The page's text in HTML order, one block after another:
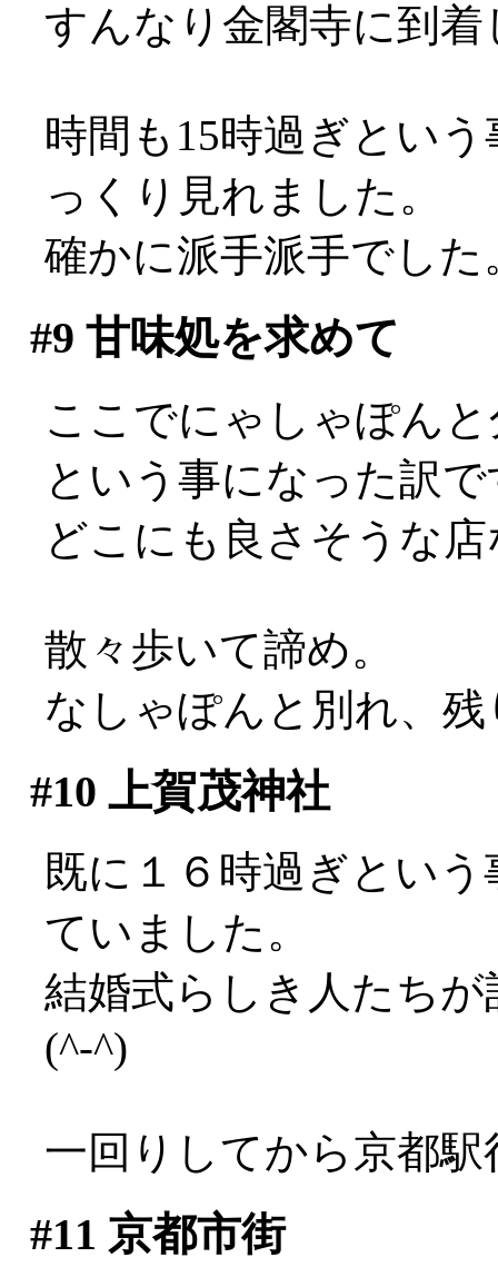
すんなり金閣寺に到
時間も15時過ぎとい
っくり見れました。
確かに派手派手でした
#9 甘味処を求めて
ここでにゃしゃぽん
という事になった訳
どこにも良さそうな
散々歩いて諦め。
なしゃぽんと別れ、
#10 上賀茂神社
既に１６時過ぎとい
ていました。
結婚式らしき人たち
(^-^)
一回りしてから京都
#11 京都市街